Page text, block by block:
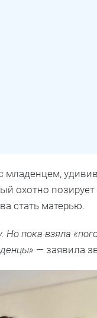
охотно позирует
стать матерью.
пока взяла
— заявила